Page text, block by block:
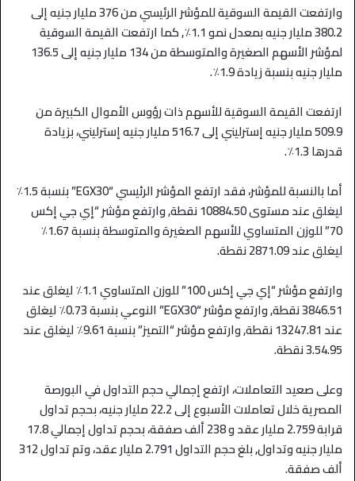
وارتفعت القيمة السوقية للمؤشر الرئيسي من 376 مليار جنيه إلى
380.2 مليار جنيه بمعدل نمو 1.1٪, كما ارتفعت القيمة السوقية
لمؤشر الأسهم الصغيرة والمتوسطة من 134 مليار جنيه إلى 136.5
مليار جنيه بنسبة زيادة 1.9٪.
ارتفعت القيمة السوقية للأسهم ذات رؤوس الأموال الكبيرة من
509.9 مليار جنيه إسترليني إلى 516.7 مليار جنيه إسترليني، بزيادة
قدرها 1.3٪.
أما بالنسبة للمؤشر، فقد ارتفع المؤشر الرئيسي “EGX30
” بنسبة 1.5٪
ليغلق عند مستوى 10884.50 نقطة, وارتفع مؤشر “إي جي إكس
70” للوزن المتساوي للأسهم الصغيرة والمتوسطة بنسبة 1.67٪
ليغلق عند 2871.09 نقطة.
وارتفع مؤشر “إي جي إكس 100” للوزن المتساوي 1.1٪ ليغلق عند
3846.51 نقطة, وارتفع مؤشر “
EGX30
” النوعي بنسبة 0.73٪ ليغلق
عند 13247.81 نقطة, وارتفع مؤشر “التميز” بنسبة 9.61٪ ليغلق عند
3.54.95 نقطة.
وعلى صعيد التعاملات، ارتفع إجمالي حجم التداول في البورصة
المصرية خلال تعاملات الأسبوع إلى 22.2 مليار جنيه، بحجم تداول
قرابة 2.759 مليار عقد و 238 ألف صفقة، بحجم تداول إجمالي 17.8
مليار جنيه وتداول, بلغ حجم التداول 2.791 مليار عقد، وتم تداول 312
ألف صفقة.